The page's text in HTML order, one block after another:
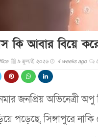
কি আবার বিয়ে
৯ জুলাই, ২০২৬ 4 weeks ago
জনপ্রিয় অভিনেত্রী
পড়েছে, সিঙ্গাপুরে